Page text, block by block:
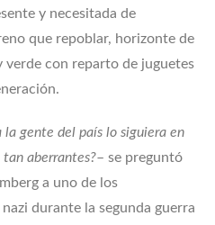
y necesitada de
que repoblar, horizonte de
con reparto de juguetes
gente del país lo siguiera en
aberrantes?– se preguntó
a uno de los
durante la segunda guerra